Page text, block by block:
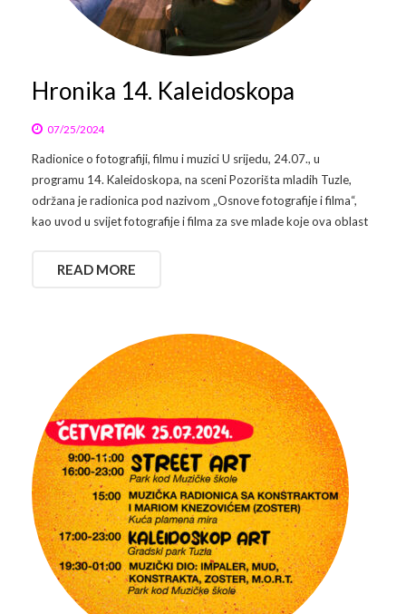
Video 2014
Video 2015
Galerija 2013
Galerija 2014
Galerija 2018
Galerija 2019
Galerija 2022
Galerija 2023
Galerija 2024
Galerija 2025
Hronika 14. Kaleidoskopa
07/25/2024
Radionice o fotografiji, filmu i muzici U srijedu, 24.07., u
programu 14. Kaleidoskopa, na sceni Pozorišta mladih Tuzle,
održana je radionica pod nazivom „Osnove fotografije i filma“,
kao uvod u svijet fotografije i filma za sve mlade koje ova oblast
READ MORE